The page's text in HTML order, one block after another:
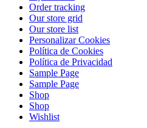
Order tracking
Our store grid
Our store list
Personalizar Cookies
Política de Cookies
Política de Privacidad
Sample Page
Sample Page
Shop
Shop
Wishlist